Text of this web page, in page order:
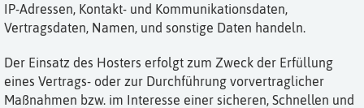
IP-Adressen, Kontakt- und Kommunikationsdaten,
Vertragsdaten, Namen, und sonstige Daten handeln.
Der Einsatz des Hosters erfolgt zum Zweck der Erfüllung
eines Vertrags- oder zur Durchführung vorvertraglicher
Maßnahmen bzw. im Interesse einer sicheren, Schnellen und